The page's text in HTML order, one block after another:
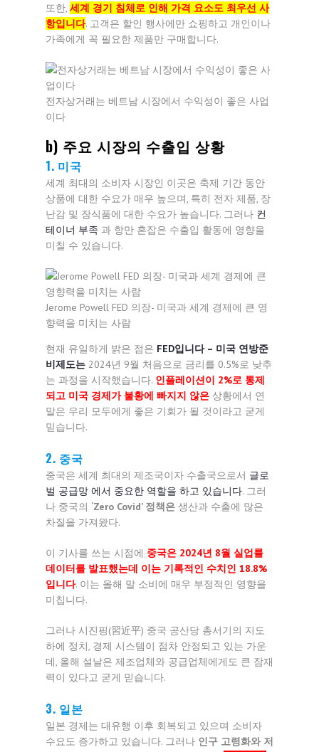
또한, 세계 경기 침체로 인해 가격 요소도 최우선 사
항입니다. 고객은 할인 행사에만 쇼핑하고 개인이나
가족에게 꼭 필요한 제품만 구매합니다.
전자상거래는 베트남 시장에서 수익성이 좋은 사업
이다
b) 주요 시장의 수출입 상황
1. 미국
세계 최대의 소비자 시장인 이곳은 축제 기간 동안
상품에 대한 수요가 매우 높으며, 특히 전자 제품, 장
난감 및 장식품에 대한 수요가 높습니다. 그러나 컨
테이너 부족 과 항만 혼잡은 수출입 활동에 영향을
미칠 수 있습니다.
Jerome Powell FED 의장- 미국과 세계 경제에 큰 영
향력을 미치는 사람
현재 유일하게 밝은 점은 FED입니다 – 미국 연방준
비제도는 2024년 9월 처음으로 금리를 0.5%로 낮추
는 과정을 시작했습니다. 인플레이션이 2%로 통제
되고 미국 경제가 불황에 빠지지 않은 상황에서 연
말은 우리 모두에게 좋은 기회가 될 것이라고 굳게
믿습니다.
2. 중국
중국은 세계 최대의 제조국이자 수출국으로서 글로
벌 공급망 에서 중요한 역할을 하고 있습니다. 그러
나 중국의 ‘Zero Covid’ 정책은 생산과 수출에 많은
차질을 가져왔다.
이 기사를 쓰는 시점에 중국은 2024년 8월 실업률
데이터를 발표했는데 이는 기록적인 수치인 18.8%
입니다. 이는 올해 말 소비에 매우 부정적인 영향을
미칩니다.
그러나 시진핑(習近平) 중국 공산당 총서기의 지도
하에 정치, 경제 시스템이 점차 안정되고 있는 가운
데, 올해 설날은 제조업체와 공급업체에게도 큰 잠재
력이 있다고 굳게 믿습니다.
3. 일본
일본 경제는 대유행 이후 회복되고 있으며 소비자
수요도 증가하고 있습니다. 그러나 인구 고령화와 저